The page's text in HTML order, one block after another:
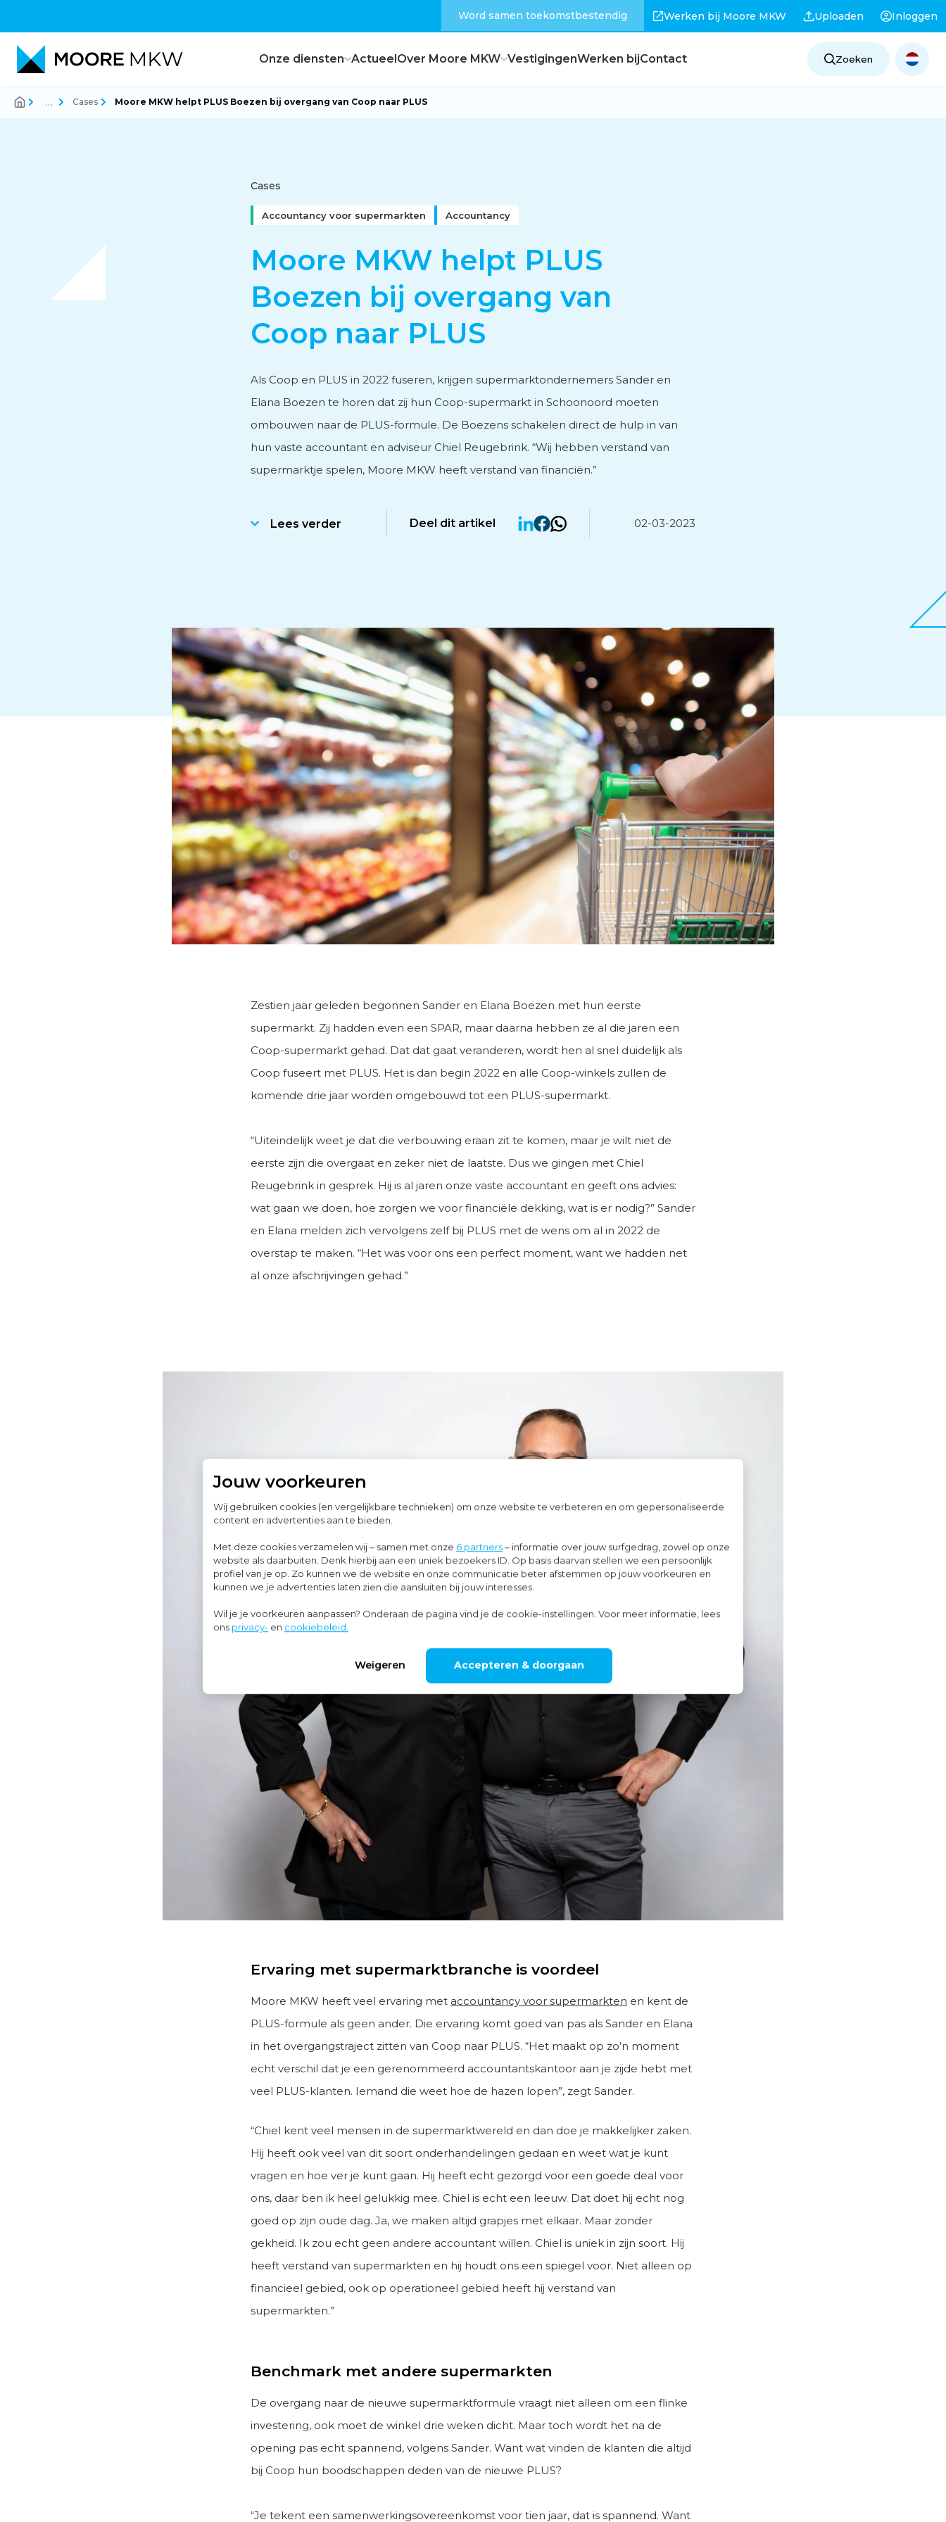
Jouw voorkeuren
Wij gebruiken cookies (en vergelijkbare technieken) om onze website te verbeteren en om gepersonaliseerde
content en advertenties aan te bieden.
Met deze cookies verzamelen wij – samen met onze 6 partners– informatie over jouw surfgedrag, zowel op onze
website als daarbuiten. Denk hierbij aan een uniek bezoekers ID. Op basis daarvan stellen we een persoonlijk
profiel van je op. Zo kunnen we de website en onze communicatie beter afstemmen op jouw voorkeuren en
kunnen we je advertenties laten zien die aansluiten bij jouw interesses.
Wil je je voorkeuren aanpassen? Onderaan de pagina vind je de cookie-instellingen. Voor meer informatie, lees
ons privacy- en cookiebeleid.
Weigeren Accepteren & doorgaan
Word samen toekomstbestendig Werken bij Moore MKW Uploaden Inloggen
Onze diensten
Corporate finance
Personeels- en salarisadvies
Subsidieadvies
Internationaal ondernemen
ActueelOver Moore MKW
Feiten en cijfers
VestigingenWerken bijContact Zoeken
… Cases Moore MKW helpt PLUS Boezen bij overgang van Coop naar PLUS
Cases
Accountancy voor supermarkten Accountancy
Moore MKW helpt PLUS
Boezen bij overgang van
Coop naar PLUS
Als Coop en PLUS in 2022 fuseren, krijgen supermarktondernemers Sander en
Elana Boezen te horen dat zij hun Coop-supermarkt in Schoonoord moeten
ombouwen naar de PLUS-formule. De Boezens schakelen direct de hulp in van
hun vaste accountant en adviseur Chiel Reugebrink. “Wij hebben verstand van
supermarktje spelen, Moore MKW heeft verstand van financiën.”
Lees verder Deel dit artikel 02-03-2023
Zestien jaar geleden begonnen Sander en Elana Boezen met hun eerste
supermarkt. Zij hadden even een SPAR, maar daarna hebben ze al die jaren een
Coop-supermarkt gehad. Dat dat gaat veranderen, wordt hen al snel duidelijk als
Coop fuseert met PLUS. Het is dan begin 2022 en alle Coop-winkels zullen de
komende drie jaar worden omgebouwd tot een PLUS-supermarkt.
“Uiteindelijk weet je dat die verbouwing eraan zit te komen, maar je wilt niet de
eerste zijn die overgaat en zeker niet de laatste. Dus we gingen met Chiel
Reugebrink in gesprek. Hij is al jaren onze vaste accountant en geeft ons advies:
wat gaan we doen, hoe zorgen we voor financiële dekking, wat is er nodig?” Sander
en Elana melden zich vervolgens zelf bij PLUS met de wens om al in 2022 de
overstap te maken. “Het was voor ons een perfect moment, want we hadden net
al onze afschrijvingen gehad.”
Ervaring met supermarktbranche is voordeel
Moore MKW heeft veel ervaring met accountancy voor supermarkten en kent de
PLUS-formule als geen ander. Die ervaring komt goed van pas als Sander en Elana
in het overgangstraject zitten van Coop naar PLUS. “Het maakt op zo’n moment
echt verschil dat je een gerenommeerd accountantskantoor aan je zijde hebt met
veel PLUS-klanten. Iemand die weet hoe de hazen lopen”, zegt Sander.
“Chiel kent veel mensen in de supermarktwereld en dan doe je makkelijker zaken.
Hij heeft ook veel van dit soort onderhandelingen gedaan en weet wat je kunt
vragen en hoe ver je kunt gaan. Hij heeft echt gezorgd voor een goede deal voor
ons, daar ben ik heel gelukkig mee. Chiel is echt een leeuw. Dat doet hij echt nog
goed op zijn oude dag. Ja, we maken altijd grapjes met elkaar. Maar zonder
gekheid. Ik zou echt geen andere accountant willen. Chiel is uniek in zijn soort. Hij
heeft verstand van supermarkten en hij houdt ons een spiegel voor. Niet alleen op
financieel gebied, ook op operationeel gebied heeft hij verstand van
supermarkten.”
Benchmark met andere supermarkten
De overgang naar de nieuwe supermarktformule vraagt niet alleen om een flinke
investering, ook moet de winkel drie weken dicht. Maar toch wordt het na de
opening pas echt spannend, volgens Sander. Want wat vinden de klanten die altijd
bij Coop hun boodschappen deden van de nieuwe PLUS?
“Je tekent een samenwerkingsovereenkomst voor tien jaar, dat is spannend. Want